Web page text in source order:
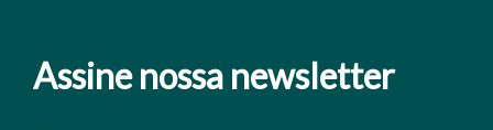
Assine nossa newsletter